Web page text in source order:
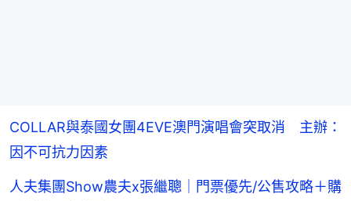
COLLAR與泰國女團4EVE澳門演唱會突取消 主辦：
因不可抗力因素
人夫集團Show農夫x張繼聰｜門票優先/公售攻略＋購